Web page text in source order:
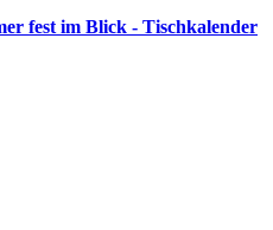
fest im Blick - Tischkalender